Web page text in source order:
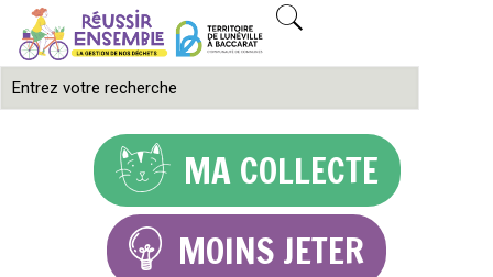
MA COLLECTE
MOINS JETER